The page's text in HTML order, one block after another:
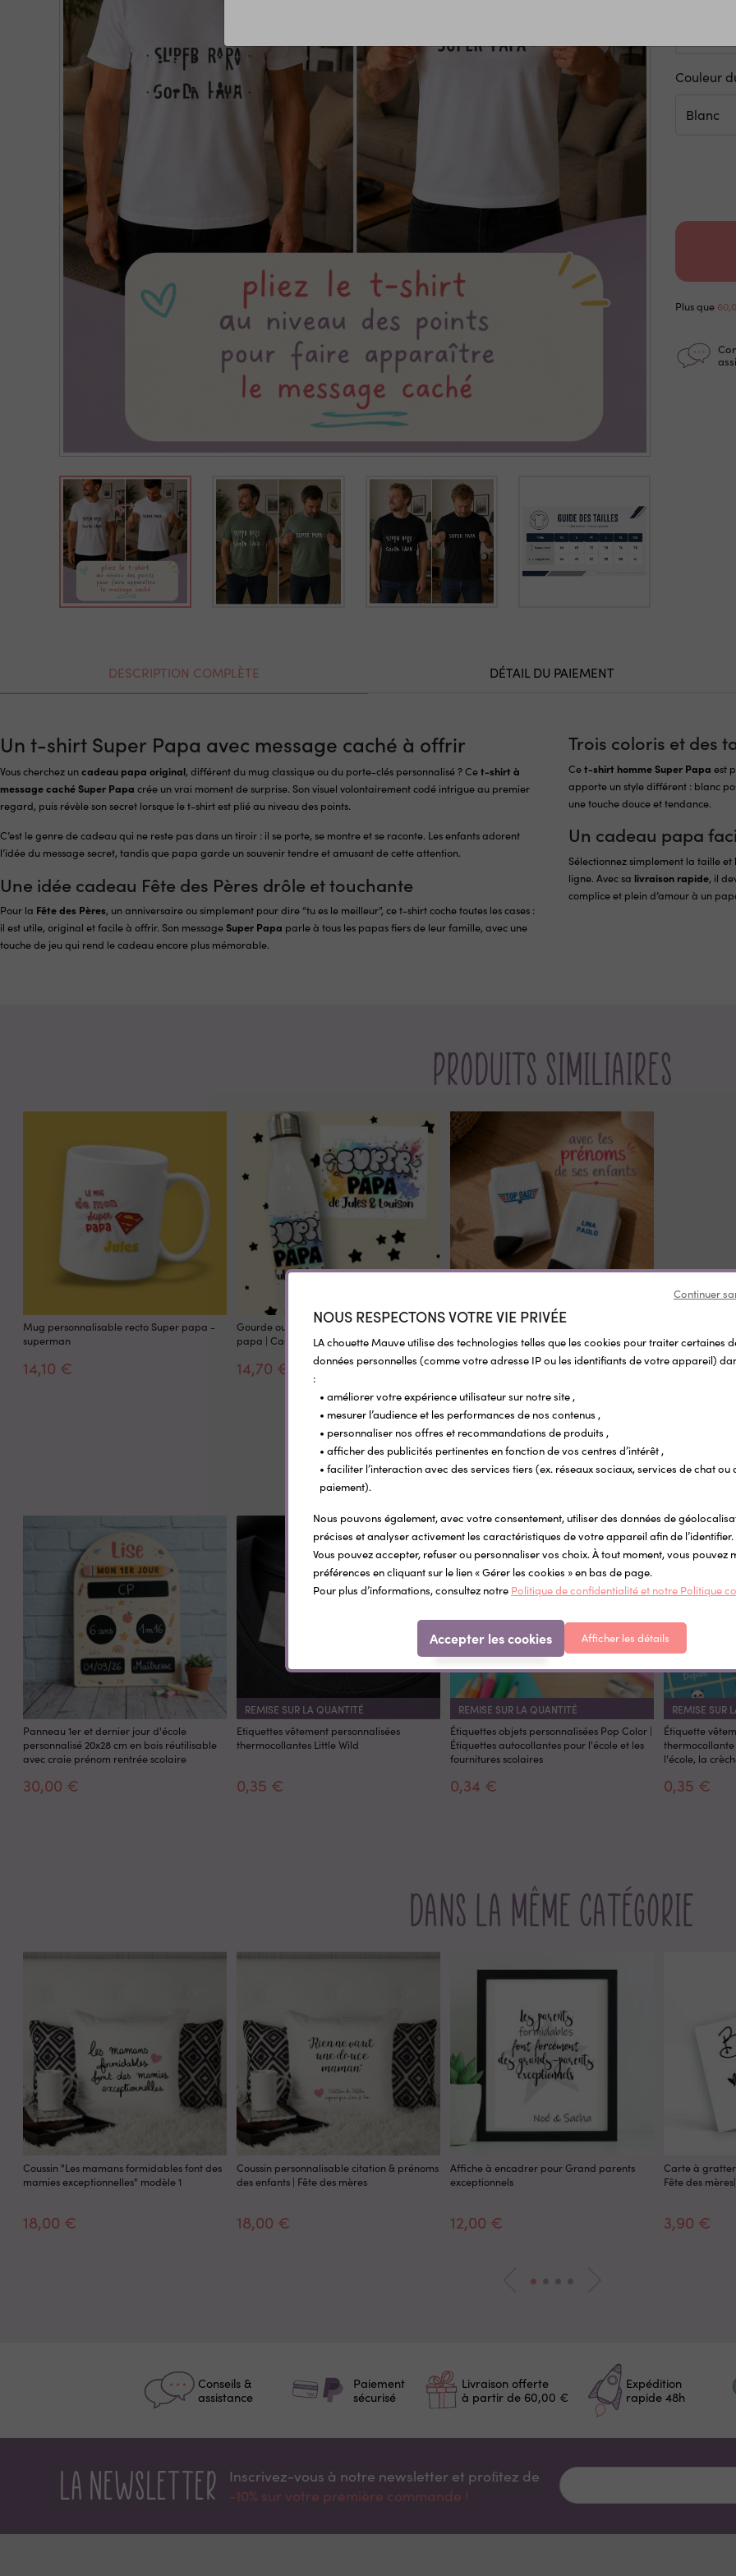
Chaussette blanche personnalisée Beau Papa - Cadeau Fête des père |
Couleur
Plus que
DESCRIPTION COMPLÈTE DÉTAIL DU PAIEMENT
Un t-shirt Super Papa avec message caché à offrir
Vous cherchez uncadeau papa original, différent du mug classique ou du porte-clés personnalisé ? Cet-shirt à
message caché Super Papa crée un vrai moment de surprise. Son visuel volontairement codé intrigue au premier
regard, puis révèle son secret lorsque le t-shirt est plié au niveau des points.
C’est le genre de cadeau qui ne reste pas dans un tiroir : il se porte, se montre et se raconte. Les enfants adorent
l’idée du message secret, tandis que papa garde un souvenir tendre et amusant de cette attention.
Une idée cadeau Fête des Pères drôle et touchante
Pour la Fête des Pères, un anniversaire ou simplement pour dire “tu es le meilleur”, ce t-shirt coche toutes les cases :
il est utile, original et facile à offrir. Son messageSuper Papa parle à tous les papas fiers de leur famille, avec une
touche de jeu qui rend le cadeau encore plus mémorable.
Trois coloris et des
Cet-shirt homme Super Papa est
apporte un style différent : blanc
une touche douce et tendance.
Un cadeau papa
Sélectionnez simplement la taille
ligne. Avec sa livraison rapide, il
complice et plein d’amour à un
Produits similiaires
Mug personnalisable recto Super papa -
superman
14,10 €
Gourde ou bouteille personnalisée Super
papa | Cadeau fête des pères
14,70 €
Chaussettes blanches personnalisées Top
Dad - Cadeau Fête des pères
13,80 €
Pour compléter
Panneau 1er et dernier jour d'école
personnalisé 20x28 cm en bois réutilisable
avec craie prénom rentrée scolaire
30,00 €
REMISE SUR LA QUANTITÉ
Etiquettes vêtement personnalisées
thermocollantes Little Wild
0,35 €
REMISE SUR LA QUANTITÉ
REMISE SUR LA QUANTITÉ
REMISE SUR LA QUANTITÉ
REMISE SUR LA QUANTITÉ
REMISE SUR LA QUANTITÉ
REMISE SUR LA QUANTITÉ
REMISE SUR LA QUANTITÉ
Étiquettes objets personnalisées Pop Color |
Étiquettes autocollantes pour l'école et les
fournitures scolaires
0,34 €
REMISE SUR
REMISE SUR
REMISE SUR
REMISE SUR
REMISE SUR
REMISE SUR
REMISE SUR
Étiquette
l'école, la
0,35 €
Dans la même catégorie
Coussin "Les mamans formidables font des
mamies exceptionnelles" modèle 1
18,00 €
Coussin personnalisable citation & prénoms
des enfants | Fête des mères
18,00 €
Affiche à encadrer pour Grand parents
exceptionnels
12,00 €
Carte à
Fête des
3,90 €
Conseils &
assistance
Paiement
sécurisé
Livraison offerte
à partir de 60,00 €
Expédition
rapide 48h
La newsletter
Inscrivez-vous à notre newsletter et proﬁtez de
-10% sur votre première commande !
Continuer
NOUS RESPECTONS VOTRE VIE PRIVÉE
LA chouette Mauve utilise des technologies telles que les cookies pour traiter certaines
données personnelles (comme votre adresse IP ou les identifiants de votre appareil)
:
• améliorer votre expérience utilisateur sur notre site ,
• mesurer l’audience et les performances de nos contenus ,
• personnaliser nos offres et recommandations de produits ,
• afficher des publicités pertinentes en fonction de vos centres d’intérêt ,
• faciliter l’interaction avec des services tiers (ex. réseaux sociaux, services de chat ou
paiement).
Nous pouvons également, avec votre consentement, utiliser des données de
précises et analyser activement les caractéristiques de votre appareil afin de l’identifier.
Vous pouvez accepter, refuser ou personnaliser vos choix. À tout moment, vous pouvez
préférences en cliquant sur le lien « Gérer les cookies » en bas de page.
Pour plus d’informations, consultez notre Politique de confidentialité et notre Politique
Accepter les cookies Afficher les détails